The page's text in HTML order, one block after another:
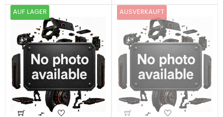
AUF LAGER

AUSVERKAUFT
